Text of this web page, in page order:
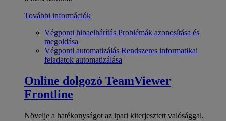
További információk
Végponti hibaelhárítás Problémák azonosítása és
megoldása
Végponti automatizálás Rendszeres informatikai
feladatok automatizálása
Online dolgozó TeamViewer
Frontline
Növelje a hatékonyságot az ipari kiterjesztett valósággal.